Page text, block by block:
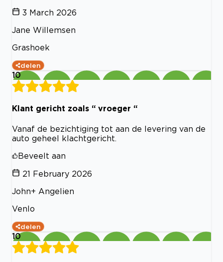
3 March 2026
Jane Willemsen
Grashoek
delen
10
Klant gericht zoals “ vroeger “
Vanaf de bezichtiging tot aan de levering van de
auto geheel klachtgericht.
Beveelt aan
21 February 2026
John+ Angelien
Venlo
delen
10